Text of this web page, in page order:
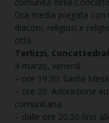
Ora media pregata con
diaconi, religiosi e
città.
Terlizzi,
4 marzo, venerdì
– ore 19.30: Santa
– ore 20: Adorazione
comunitaria.
– dalle ore 20.30 fino